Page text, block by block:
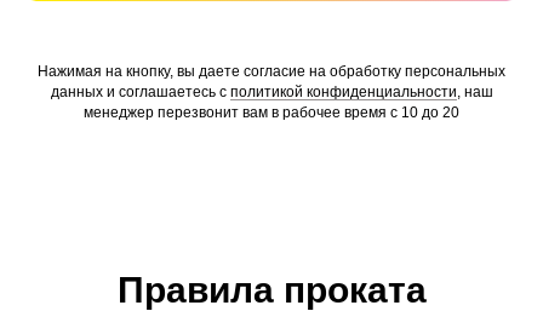
Нажимая на кнопку, вы даете согласие на обработку персональных
данных и соглашаетесь c политикой конфиденциальности, наш
менеджер перезвонит вам в рабочее время с 10 до 20
Правила проката